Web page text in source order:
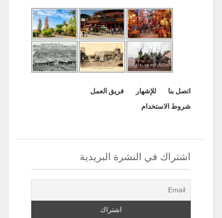
اتصل بنا للإشهار
فريق العمل
شروط الاستخدام
اشتراك في النشرة البريدية